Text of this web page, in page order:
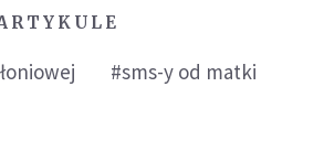
#sms-y od matki